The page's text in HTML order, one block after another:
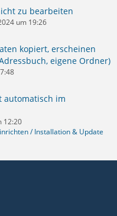
zu bearbeiten
um 19:26
kopiert, erscheinen
eigene Ordner)
automatisch im
12:20
/ Installation & Update